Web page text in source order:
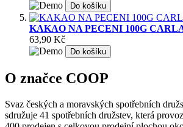
Do košíku
KAKAO NA PECENI 100G
63,90 Kč
Do košíku
O značce COOP
Svaz českých a moravských spotřebních
sdružuje 41 spotřebních družstev, která